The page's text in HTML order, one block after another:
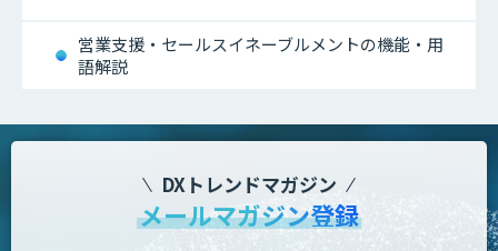
営業支援・セールスイネーブルメントの機能・用
語解説
DXトレンドマガジン
メールマガジン登録